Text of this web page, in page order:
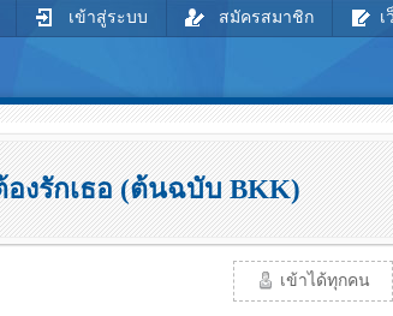
เข้าสู่ระบบ สมัครสมาชิก เ
องรักเธอ (ต้นฉบับ BKK)
เข้าได้ทุกคน